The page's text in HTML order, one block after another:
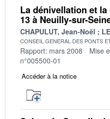
La dénivellation et
13 à Neuilly-sur-
CHAPULUT, Jean-Noël
CONSEIL GENERAL DES PONTS
Rapport: mars 2008 Mise
n°005500-01
Accéder à la notice